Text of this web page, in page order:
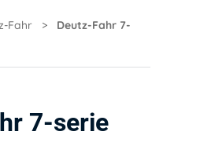
Fahr> Deutz-Fahr 7-
7-serie